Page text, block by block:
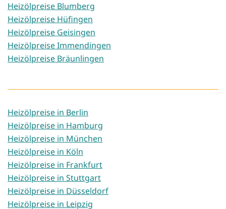
Heizölpreise Blumberg
Heizölpreise Hüfingen
Heizölpreise Geisingen
Heizölpreise Immendingen
Heizölpreise Bräunlingen
Heizölpreise in Berlin
Heizölpreise in Hamburg
Heizölpreise in München
Heizölpreise in Köln
Heizölpreise in Frankfurt
Heizölpreise in Stuttgart
Heizölpreise in Düsseldorf
Heizölpreise in Leipzig